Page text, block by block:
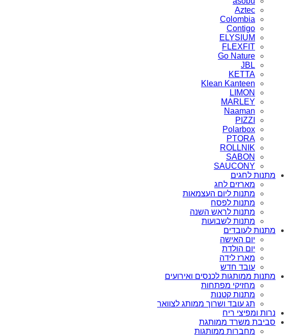
Aztec
Colombia
Contigo
ELYSIUM
FLEXFIT
Go Nature
JBL
KETTA
Klean Kanteen
LIMON
MARLEY
Naaman
PIZZI
Polarbox
PTORA
ROLLNIK
SABON
SAUCONY
מתנות לחגים
מארזים לחג
מתנות ליום העצמאות
מתנות לפסח
מתנות לראש השנה
מתנות לשבועות
מתנות לעובדים
יום האישה
יום הולדת
מארז לידה
עובד חדש
מתנות ממותגות לכנסים ואירועים
מחזיקי מפתחות
מתנות קטנות
תג עובד ושרוך ממותג לצוואר
נרות ומפיצי ריח
סביבת משרד ממותגת
מחברות ממותגות